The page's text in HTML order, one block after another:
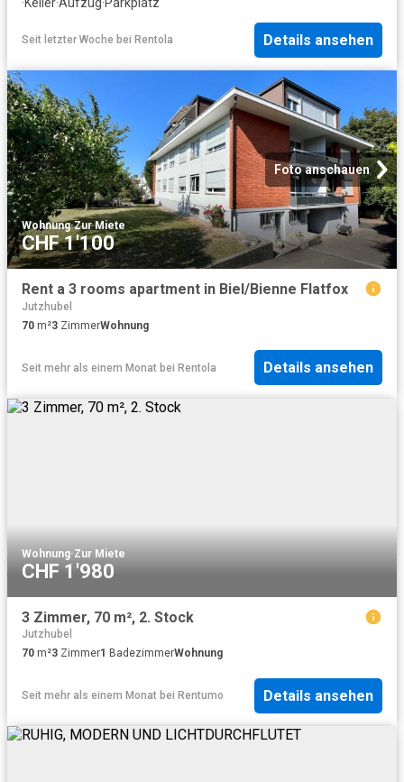
·Keller·Aufzug·Parkplatz
Seit letzter Woche bei Rentola Details ansehen
Foto anschauen
Wohnung·Zur Miete
CHF 1'100
Rent a 3 rooms apartment in Biel/Bienne Flatfox
Jutzhubel
70 m²3 ZimmerWohnung
Seit mehr als einem Monat bei Rentola Details ansehen
Wohnung·Zur Miete
CHF 1'980
3 Zimmer, 70 m², 2. Stock
Jutzhubel
70 m²3 Zimmer1 BadezimmerWohnung
Seit mehr als einem Monat bei Rentumo Details ansehen